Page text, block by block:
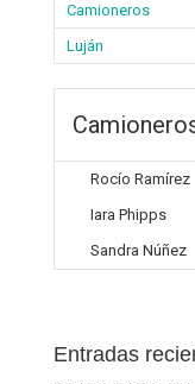
Camioneros
Luján
Rocío Ramírez
Iara Phipps
Sandra Núñez
Entradas